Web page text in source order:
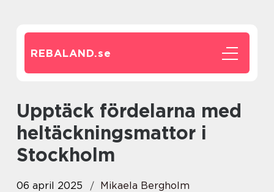
REBALAND.se
Upptäck fördelarna med
heltäckningsmattor i
Stockholm
06 april 2025
Mikaela Bergholm